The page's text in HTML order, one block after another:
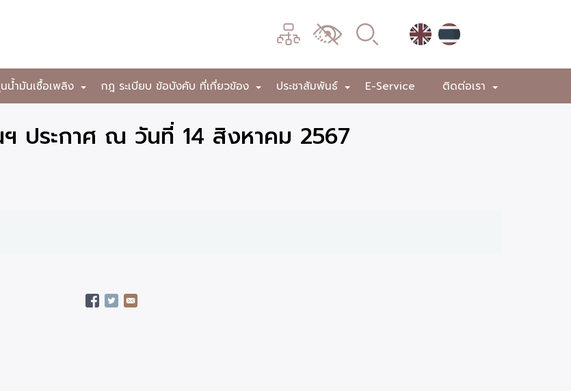
เมนู
เปลี่ยน
ผล
+
น้ำมันเชื้อเพลิง +
กฎ ระเบียบ ข้อบังคับ ที่เกี่ยวข้อง +
ประชาสัมพันธ์ E-Service +
ติดต่อเรา
ประกาศ ณ วันที่ 14 สิงหาคม 2567